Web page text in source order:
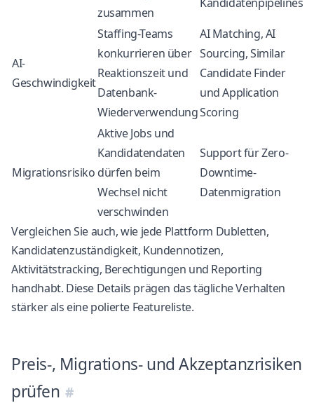
zusammen
AI-
Geschwindigkeit
Staffing-Teams
konkurrieren über
Reaktionszeit und
Datenbank-
Wiederverwendung
AI Matching, AI
Sourcing, Similar
Candidate Finder
und Application
Scoring
Migrationsrisiko
Aktive Jobs und
Kandidatendaten
dürfen beim
Wechsel nicht
verschwinden
Support fürZero-
Downtime-
Datenmigration
Vergleichen Sie auch, wie jede Plattform Dubletten,
Kandidatenzuständigkeit, Kundennotizen,
Aktivitätstracking, Berechtigungen und Reporting
handhabt. Diese Details prägen das tägliche Verhalten
stärker als eine polierte Featureliste.
Preis-, Migrations- und Akzeptanzrisiken
prüfen